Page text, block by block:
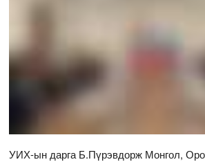
УИХ-ын дарга Б.Пүрэвдорж Монгол,